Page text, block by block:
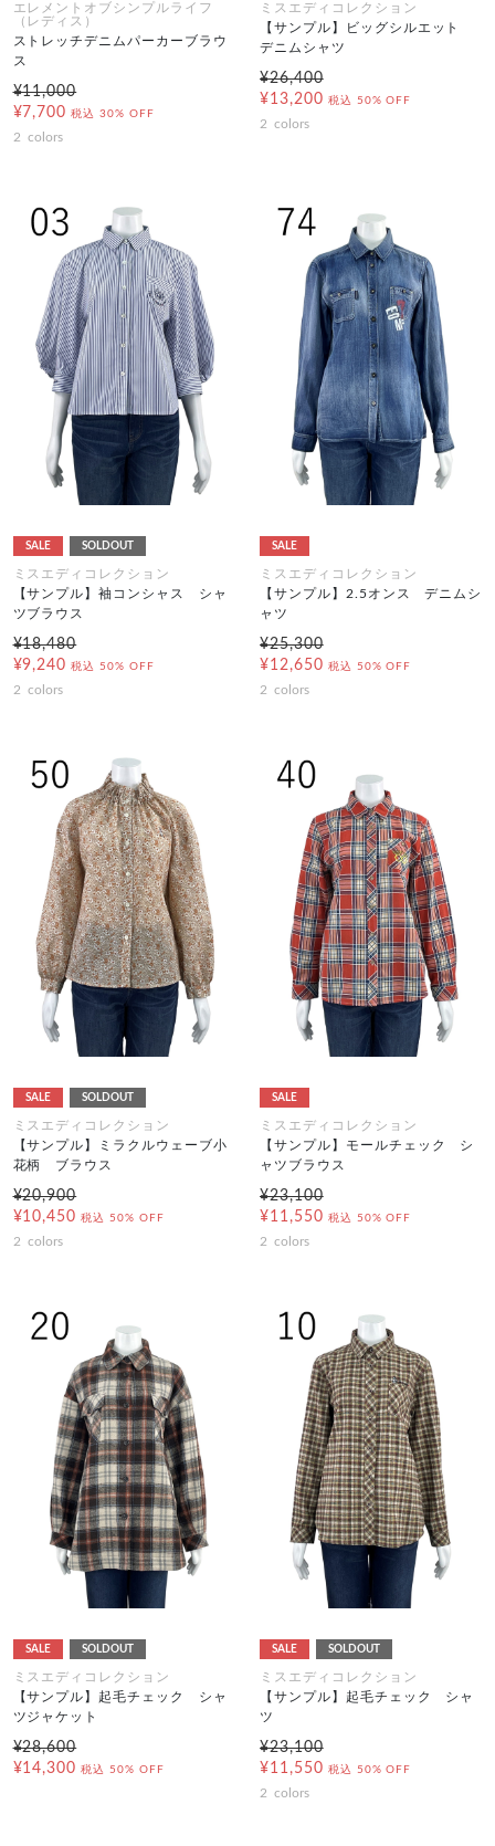
エレメントオブシンプルライフ
（レディス）
ストレッチデニムパーカーブラウ
ス
¥11,000
¥7,700 税込 30% OFF
2 colors
ミスエディコレクション
【サンプル】ビッグシルエット
デニムシャツ
¥26,400
¥13,200 税込 50% OFF
2 colors
SALE SOLDOUT
ミスエディコレクション
【サンプル】袖コンシャス シャ
ツブラウス
¥18,480
¥9,240 税込 50% OFF
2 colors
SALE
ミスエディコレクション
【サンプル】2.5オンス デニムシ
ャツ
¥25,300
¥12,650 税込 50% OFF
2 colors
SALE SOLDOUT
ミスエディコレクション
【サンプル】ミラクルウェーブ小
花柄 ブラウス
¥20,900
¥10,450 税込 50% OFF
2 colors
SALE
ミスエディコレクション
【サンプル】モールチェック シ
ャツブラウス
¥23,100
¥11,550 税込 50% OFF
2 colors
SALE SOLDOUT
ミスエディコレクション
【サンプル】起毛チェック シャ
ツジャケット
¥28,600
¥14,300 税込 50% OFF
SALE SOLDOUT
ミスエディコレクション
【サンプル】起毛チェック シャ
ツ
¥23,100
¥11,550 税込 50% OFF
2 colors